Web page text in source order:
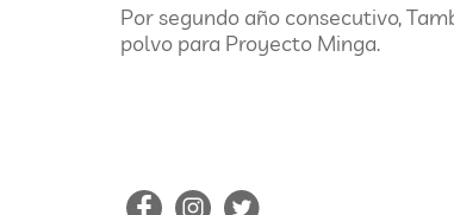
Por segundo año consecutivo,
polvo para Proyecto Minga.